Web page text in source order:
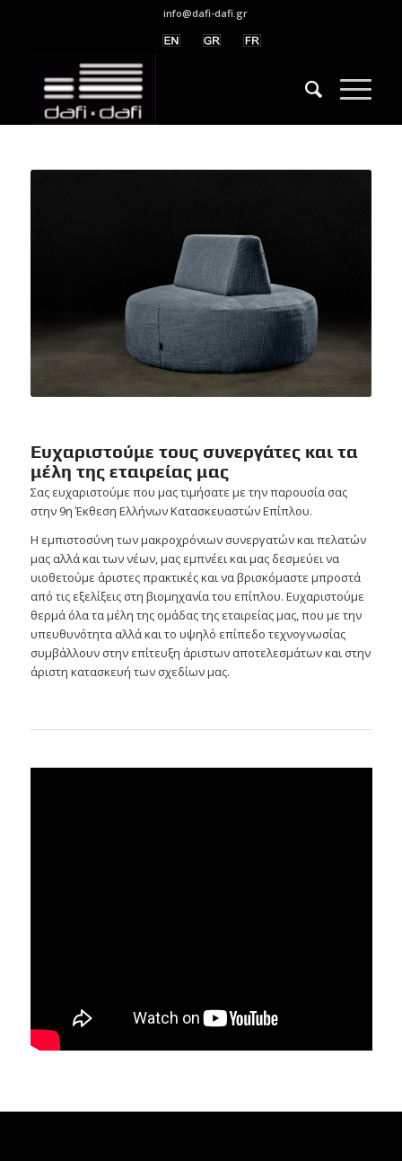
info@dafi-dafi.gr
Ευχαριστούμε τους συνεργάτες και τα
μέλη της εταιρείας μας
Σας ευχαριστούμε που μας τιμήσατε με την παρουσία σας
στην 9η Έκθεση Ελλήνων Κατασκευαστών Επίπλου.
Η εμπιστοσύνη των μακροχρόνιων συνεργατών και πελατών
μας αλλά και των νέων, μας εμπνέει και μας δεσμεύει να
υιοθετούμε άριστες πρακτικές και να βρισκόμαστε μπροστά
από τις εξελίξεις στη βιομηχανία του επίπλου. Ευχαριστούμε
θερμά όλα τα μέλη της ομάδας της εταιρείας μας, που με την
υπευθυνότητα αλλά και το υψηλό επίπεδο τεχνογνωσίας
συμβάλλουν στην επίτευξη άριστων αποτελεσμάτων και στην
άριστη κατασκευή των σχεδίων μας.